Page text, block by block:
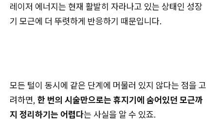
레이저 에너지는 현재 활발히 자라나고 있는 상태인 성장
기 모근에 더 뚜렷하게 반응하기 때문입니다.
모든 털이 동시에 같은 단계에 머물러 있지 않다는 점을 고
려하면, 한 번의 시술만으로는 휴지기에 숨어있던 모근까
지 정리하기는 어렵다는 사실을 알 수 있죠.